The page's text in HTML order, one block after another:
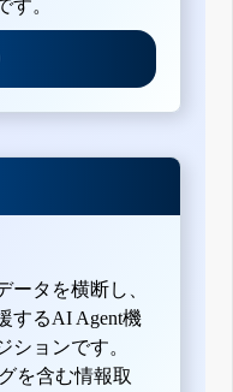
す。
ータを横断し、
するAI Agent機
ションです。
を含む情報取